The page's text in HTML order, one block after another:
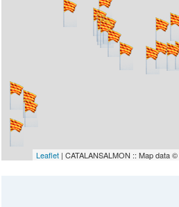
Leaflet | CATALANSALMON :: Map data ©